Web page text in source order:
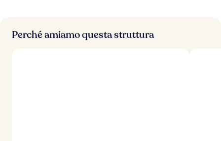
a
Perché amiamo questa struttura